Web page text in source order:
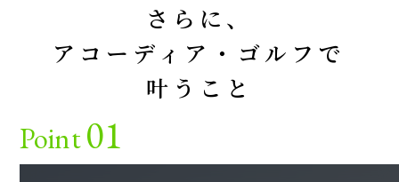
さらに、
アコーディア・ゴルフで
叶うこと
Point01